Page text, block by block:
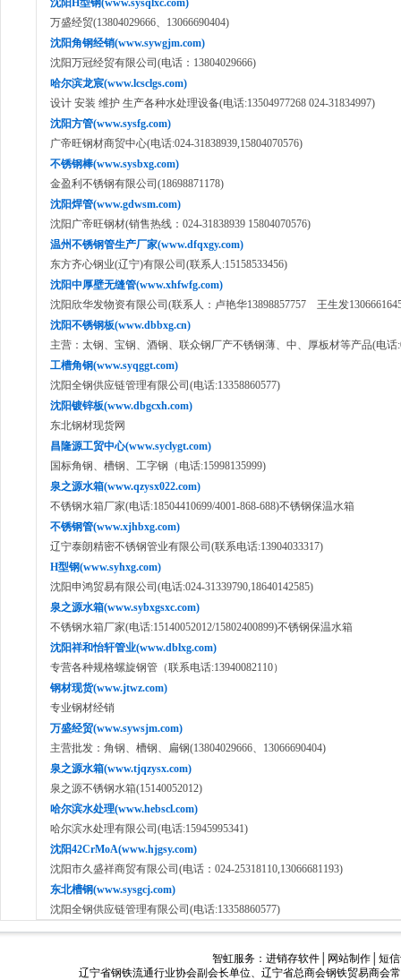
沈阳H型钢(www.sysqlxc.com)
万盛经贸(13804029666、13066690404)
沈阳角钢经销(www.sywgjm.com)
沈阳万冠经贸有限公司(电话：13804029666)
哈尔滨龙宸(www.lcsclgs.com)
设计 安装 维护 生产各种水处理设备(电话:13504977268 024-31834997)
沈阳方管(www.sysfg.com)
广帝旺钢材商贸中心(电话:024-31838939,15804070576)
不锈钢棒(www.sysbxg.com)
金盈利不锈钢有限公司(18698871178)
沈阳焊管(www.gdwsm.com)
沈阳广帝旺钢材(销售热线：024-31838939 15804070576)
温州不锈钢管生产厂家(www.dfqxgy.com)
东方齐心钢业(辽宁)有限公司(联系人:15158533456)
沈阳中厚壁无缝管(www.xhfwfg.com)
沈阳欣华发物资有限公司(联系人：卢艳华13898857757 王生发
沈阳不锈钢板(www.dbbxg.cn)
主营：太钢、宝钢、酒钢、联众钢厂产不锈钢薄、中、厚板材等产品(电话
工槽角钢(www.syqggt.com)
沈阳全钢供应链管理有限公司(电话:13358860577)
沈阳镀锌板(www.dbgcxh.com)
东北钢材现货网
昌隆源工贸中心(www.syclygt.com)
国标角钢、槽钢、工字钢（电话:15998135999)
泉之源水箱(www.qzysx022.com)
不锈钢水箱厂家(电话:18504410699/4001-868-688)不锈钢保温水箱
不锈钢管(www.xjhbxg.com)
辽宁泰朗精密不锈钢管业有限公司(联系电话:13904033317)
H型钢(www.syhxg.com)
沈阳申鸿贸易有限公司(电话:024-31339790,18640142585)
泉之源水箱(www.sybxgsxc.com)
不锈钢水箱厂家(电话:15140052012/15802400899)不锈钢保温水箱
沈阳祥和怡轩管业(www.dblxg.com)
专营各种规格螺旋钢管（联系电话:13940082110）
钢材现货(www.jtwz.com)
专业钢材经销
万盛经贸(www.sywsjm.com)
主营批发：角钢、槽钢、扁钢(13804029666、13066690404)
泉之源水箱(www.tjqzysx.com)
泉之源不锈钢水箱(15140052012)
哈尔滨水处理(www.hebscl.com)
哈尔滨水处理有限公司(电话:15945995341)
沈阳42CrMoA(www.hjgsy.com)
沈阳市久盛祥商贸有限公司(电话：024-25318110,13066681193)
东北槽钢(www.sysgcj.com)
沈阳全钢供应链管理有限公司(电话:13358860577)
智虹服务：进销存软件 网站制作 │短
辽宁省钢铁流通行业协会副会长单位、辽宁省总商会钢铁贸易商会